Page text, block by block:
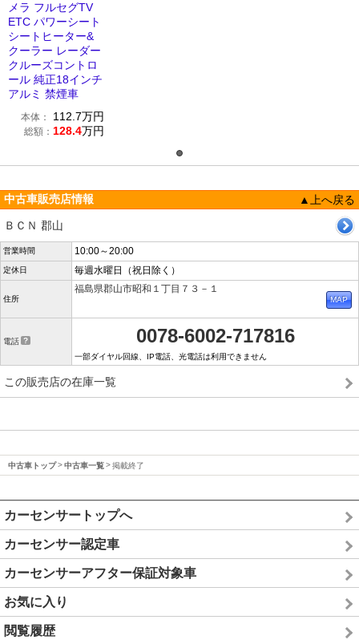
メラ フルセグTV
ETC パワーシート
シートヒーター&
クーラー レーダー
クルーズコントロ
ール 純正18インチ
アルミ 禁煙車
本体： 112.7万円
総額： 128.4万円
中古車販売店情報
▲上へ戻る
ＢＣＮ 郡山
営業時間 10:00～20:00
定休日 毎週水曜日（祝日除く）
住所
福島県郡山市昭和１丁目７３－１
電話 0078-6002-717816
一部ダイヤル回線、IP電話、光電話は利用できません
この販売店の在庫一覧
中古車トップ 中古車一覧 掲載終了
カーセンサートップへ
カーセンサー認定車
カーセンサーアフター保証対象車
お気に入り
閲覧履歴